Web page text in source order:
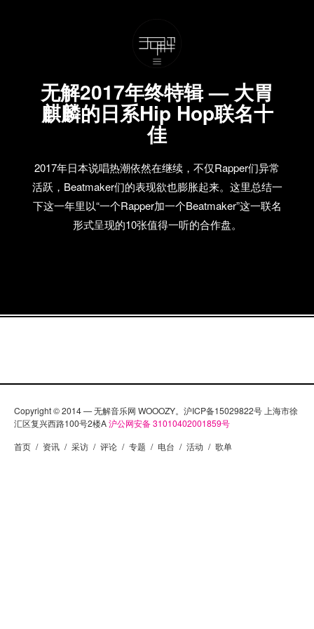
无解2017年终特辑 — 大胃
麒麟的日系Hip Hop联名十
佳
2017年日本说唱热潮依然在继续，不仅Rapper们异常
活跃，Beatmaker们的表现欲也膨胀起来。这里总结一
下这一年里以“一个Rapper加一个Beatmaker”这一联名
形式呈现的10张值得一听的合作盘。
Copyright © 2014 — 无解音乐网 WOOOZY。沪ICP备15029822号 上海市徐
汇区复兴西路100号2楼A沪公网安备 31010402001859号
首页 / 资讯 / 采访 / 评论 / 专题 / 电台 / 活动 / 歌单